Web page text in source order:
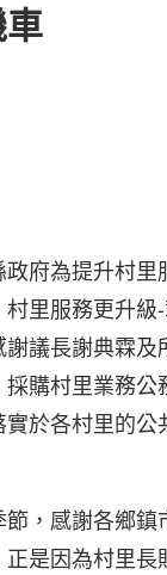
政府為提升村
里服務更升
議長謝典霖
購村里業務
於各村里的公
，感謝各鄉
是因為村里